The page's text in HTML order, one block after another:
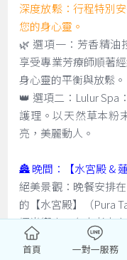
深度放鬆：行程特別
您的身心靈。
🌿 選項一：芳香精油
享受專業芳療師順著
身心靈的平衡與放鬆。
👑 選項二：Lulur Spa
護理。以天然草本粉
亮，美麗動人。
🏯 晚間：【水宮殿 &
絕美景觀：晚餐安排
的【水宮殿】（Pura
燭光饗宴：在古老寺
紅蓮花，伴隨著峇
首頁 一對一服務